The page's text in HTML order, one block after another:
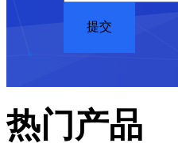
热门产品